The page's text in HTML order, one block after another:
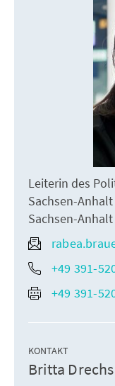
Leiterin des
Sachsen-
Sachsen-Anhalt
+49 391-
+49 391-
KONTAKT
Britta